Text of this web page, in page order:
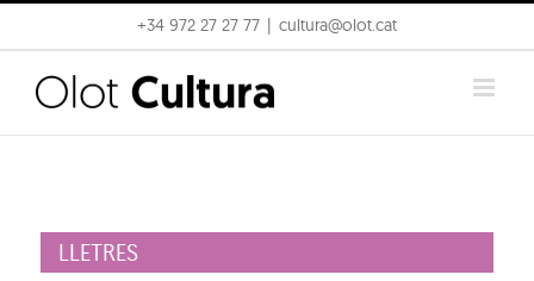
to
content
+34 972 27 27 77 cultura@olot.cat
LLETRES